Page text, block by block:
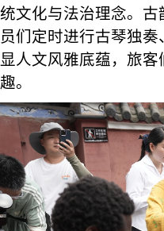
统文化与法治理念。
员们定时进行古琴独
显人文风雅底蕴，旅
趣。